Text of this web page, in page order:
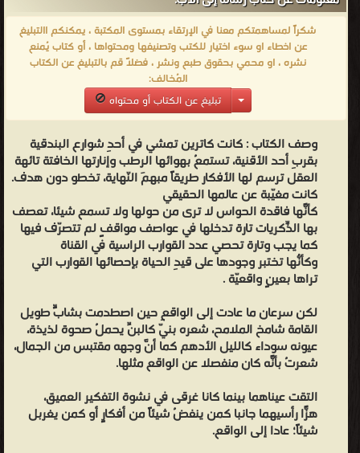
بشرتها بيضاء كالقطن، شعرها أسود تفوح منه رائحة
الجاذبيّة، وما إن نظرَ إلى عينيها حتّى أدرك مغناطيسيّة اللّون العسلي
جذبته إليها بينما هو شابٌّ كالحديد، وكأنَّ عيونها مساكن للنّحل وكأنَّ
النّحل وضع كلَّ عسله في عينيها. كان ذلك الرجل هو إيفان الذي اختارته
الطبيعة لهذه اللّحظة تحديداً؛ التي كانت فيها كاترين تحتاج لمن تتبادل
فرانز كافكا - فرانز كافكا، المولود في براغ، أعماله باللغة الألمانية،
وتتناول قصصه، مثل "المسخ" (1916)، ورواياته التي نُشرت بعد وفاته، بما
في ذلك "المحاكمة" (1925)، قضايا أفراد يعانون من الاضطراب في عالم
كابوسي يفتقر إلى الإنسانية. ​تنتمي عائلة هذا الكاتب البارز، الذي يعد من
أهم كتاب القصة في القرن العشرين، إلى الطبقة الوسطى اليهودية
وكانت تتحدث الألمانية. ويعتبر الكثيرون نتاجه الأدبي الفريد، الذي غلب
عليه عدم الاكتمال ونُشر معظمه بعد وفاته، من بين الأعمال الأكثر
تأثيراً في الأدب الأوروبي. ​تشمل قصصه الشهيرة "المسخ" (1912) و"في
مستوطنة العقاب" (1914)، بينما تضم رواياته التي صدرت بعد وفاته كلاً
من "المحاكمة" (1925)، "القلعة" (1926)، و"أمريكا" (1927).
من كتب الادب العالمى المترجم الادب العالمى - مكتبة الكتب
والموسوعات العامة.
شكراً لمساهمتكم معنا في الإرتقاء بمستوى المكتبة ، يمكنكم االتبليغ
عن اخطاء او سوء اختيار للكتب وتصنيفها ومحتواها ، أو كتاب يُمنع
نشره ، او محمي بحقوق طبع ونشر ، فضلاً قم بالتبليغ عن الكتاب
المُخالف:
تبليغ عن الكتاب أو محتواه
وصف الكتاب :كانت كاترين تمشي في أحدِ شوارع البندقية
بقربِ أحد الأقنية، تستمعُ بهوائها الرطب وإنارتها الخافتة تائهة
العقل ترسم لها الأفكار طريقاً مبهمَ النّهاية، تخطو دون هدف.
كانت مغيّبة عن عالمها الحقيقي
كأنّها فاقدة الحواس لا ترى من حولها ولا تسمع شيئاً، تعصف
بها الذّكريات تارة تدخلها في عواصفِ مواقفٍ لم تتصرّف فيها
كما يجب وتارة تحصي عدد القوارب الراسية في القناة
وكأنّها تختبرُ وجودها على قيدِ الحياة بإحصائها القوارب التي
تراها بعينٍ واقعيّة .
لكن سرعان ما عادت إلى الواقعِ حين اصطدمت بشابٍّ طويل
القامة شامخ الملامح، شعره بنيّ كالبنِّ يحملُ صحوة لذيذة،
عيونه سوداء كالليل الأدهم كما أنَّ وجهه مقتبس من الجمال،
شعرتُ بأنّه كان منفصلاً عن الواقع مثلها.
التقت عيناهما بينما كانا غرقى في نشوة التفكير العميق،
هزّا رأسيهما جانباً كمن ينفضُ شيئاً من أفكارٍ أو كمن يغربل
شيئاً؛ عادا إلى الواقع.